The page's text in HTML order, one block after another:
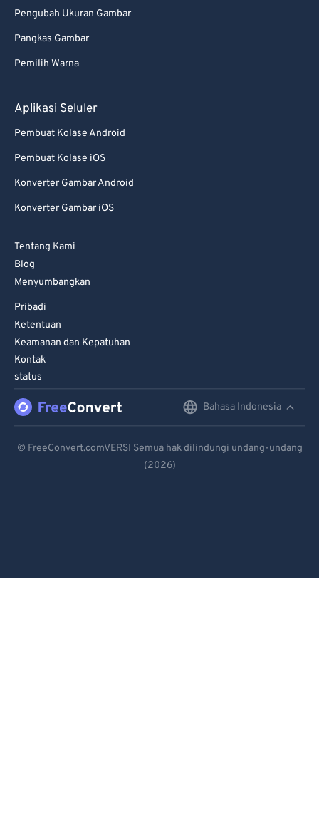
Pengubah Ukuran Gambar
Pangkas Gambar
Pemilih Warna
Aplikasi Seluler
Pembuat Kolase Android
Pembuat Kolase iOS
Konverter Gambar Android
Konverter Gambar iOS
Tentang Kami
Blog
Menyumbangkan
Pribadi
Ketentuan
Keamanan dan Kepatuhan
Kontak
status
Bahasa Indonesia
Español
© FreeConvert.comVERSI Semua hak dilindungi undang-undang
(2026)